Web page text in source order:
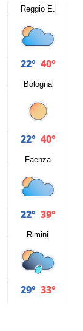
Reggio E.
22° 40°
Bologna
22° 40°
Faenza
22° 39°
Rimini
29° 33°